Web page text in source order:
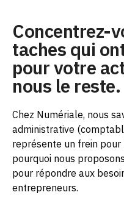
Concentrez-
taches qui
pour votre
nous le reste.
Chez Numériale, nous
administrative
représente un frein
pourquoi nous
pour répondre aux
entrepreneurs.